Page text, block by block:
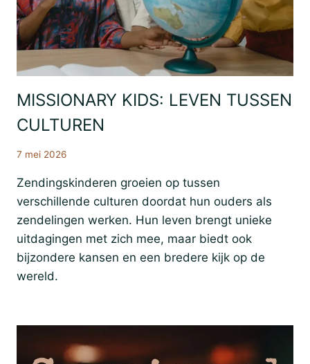
Met
Andere
Zending
MISSIONARY KIDS: LEVEN TUSSEN
CULTUREN
7 mei 2026
Zendingskinderen groeien op tussen
verschillende culturen doordat hun ouders als
zendelingen werken. Hun leven brengt unieke
uitdagingen met zich mee, maar biedt ook
bijzondere kansen en een bredere kijk op de
wereld.